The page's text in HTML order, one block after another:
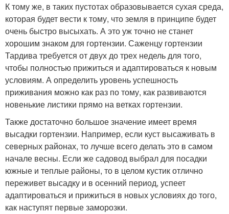
К тому же, в таких пустотах образовывается сухая среда,
которая будет вести к тому, что земля в принципе будет
очень быстро высыхать. А это уж точно не станет
хорошим знаком для гортензии. Саженцу гортензии
Тардива требуется от двух до трех недель для того,
чтобы полностью прижиться и адаптироваться к новым
условиям. А определить уровень успешность
приживания можно как раз по тому, как развиваются
новенькие листики прямо на ветках гортензии.
Также достаточно большое значение имеет время
высадки гортензии. Например, если куст высаживать в
северных районах, то лучше всего делать это в самом
начале весны. Если же садовод выбрал для посадки
южные и теплые районы, то в целом кустик отлично
переживет высадку и в осенний период, успеет
адаптироваться и прижиться в новых условиях до того,
как наступят первые заморозки.